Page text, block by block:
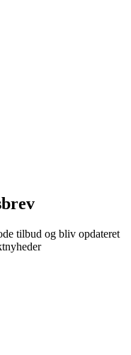
tilbud og bliv opdateret